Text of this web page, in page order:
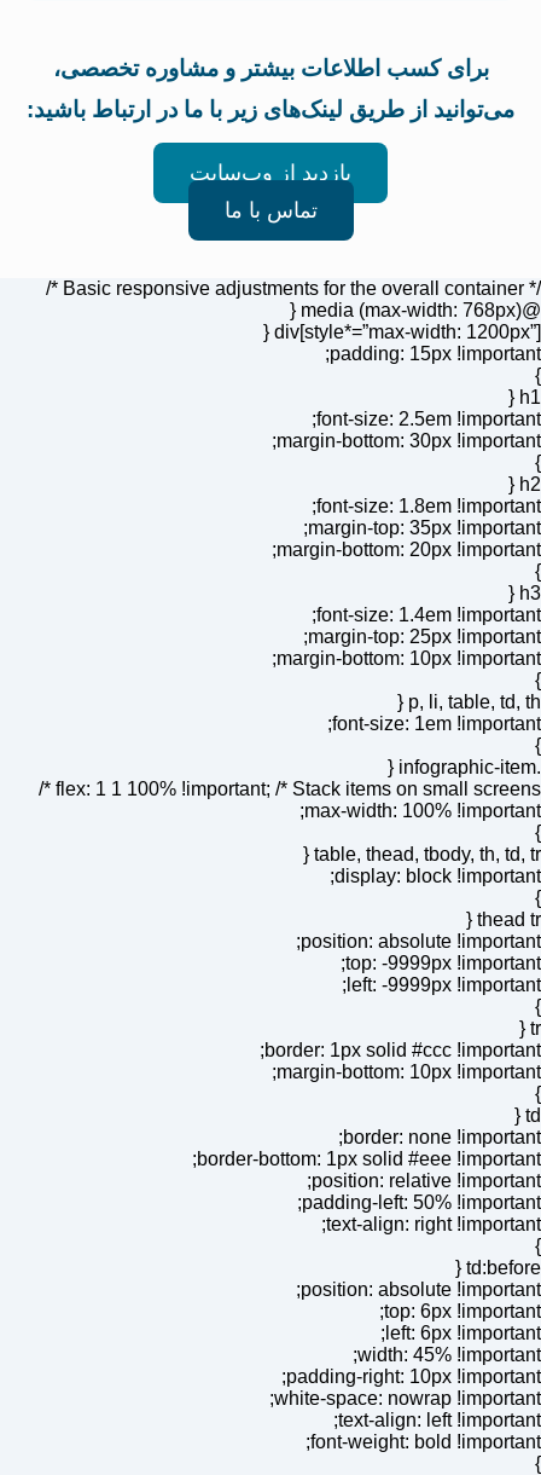
برای کسب اطلاعات بیشتر و مشاوره تخصصی،
می‌توانید از طریق لینک‌های زیر با ما در ارتباط باشید:
بازدید از وب‌سایت
تماس با ما
/* Basic responsive adjustments for the overall container */
@media (max-width: 768px) {
div[style*=”max-width: 1200px”] {
padding: 15px !important;
}
h1 {
font-size: 2.5em !important;
margin-bottom: 30px !important;
}
h2 {
font-size: 1.8em !important;
margin-top: 35px !important;
margin-bottom: 20px !important;
}
h3 {
font-size: 1.4em !important;
margin-top: 25px !important;
margin-bottom: 10px !important;
}
p, li, table, td, th {
font-size: 1em !important;
}
.infographic-item {
flex: 1 1 100% !important; /* Stack items on small screens */
max-width: 100% !important;
}
table, thead, tbody, th, td, tr {
display: block !important;
}
thead tr {
position: absolute !important;
top: -9999px !important;
left: -9999px !important;
}
tr {
border: 1px solid #ccc !important;
margin-bottom: 10px !important;
}
td {
border: none !important;
border-bottom: 1px solid #eee !important;
position: relative !important;
padding-left: 50% !important;
text-align: right !important;
}
td:before {
position: absolute !important;
top: 6px !important;
left: 6px !important;
width: 45% !important;
padding-right: 10px !important;
white-space: nowrap !important;
text-align: left !important;
font-weight: bold !important;
}